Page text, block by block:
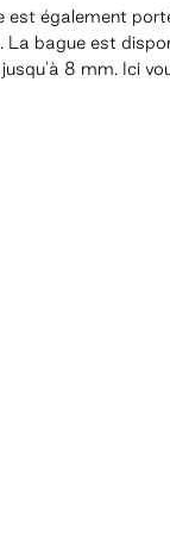
est également
La bague est
8 mm. Ici